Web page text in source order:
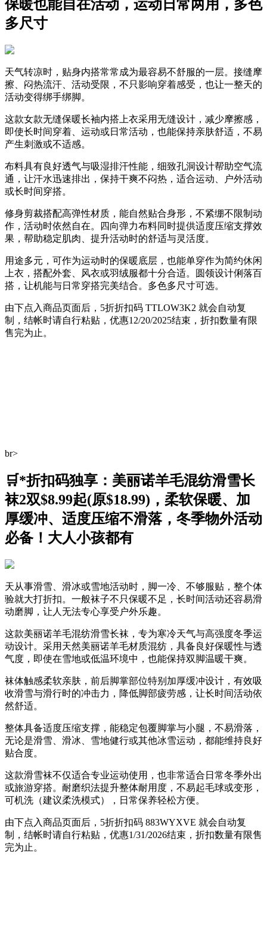
保暖也能自在活动，运动日常两用，多色
多尺寸
天气转凉时，贴身内搭常常成为最容易不舒服的一层。接缝摩
擦、闷热流汗、活动受限，不只影响穿着感受，也让一整天的
活动变得绑手绑脚。
这款女款无缝保暖长袖内搭上衣采用无缝设计，减少摩擦感，
即使长时间穿着、运动或日常活动，也能保持亲肤舒适，不易
产生刺激或不适感。
布料具有良好透气与吸湿排汗性能，细致孔洞设计帮助空气流
通，让汗水迅速排出，保持干爽不闷热，适合运动、户外活动
或长时间穿搭。
修身剪裁搭配高弹性材质，能自然贴合身形，不紧绷不限制动
作，活动时依然自在。四向弹力布料同时提供适度压缩支撑效
果，帮助稳定肌肉、提升活动时的舒适与灵活度。
用途多元，可作为运动时的保暖底层，也能单穿作为简约休闲
上衣，搭配外套、风衣或羽绒服都十分合适。圆领设计俐落百
搭，让机能与日常穿搭完美结合。多色多尺寸可选。
由下点入商品页面后，5折折扣码 TTLOW3K2 就会自动复
制，结帐时请自行粘贴，优惠12/20/2025结束，折扣数量有限
售完为止。
br>
🛒*折扣码独享：美丽诺羊毛混纺滑雪长
袜2双$8.99起(原$18.99)，柔软保暖、加
厚缓冲、适度压缩不滑落，冬季物外活动
必备！大人小孩都有
天从事滑雪、滑冰或雪地活动时，脚一冷、不够服贴，整个体
验就大打折扣。一般袜子不只保暖不足，长时间活动还容易滑
动磨脚，让人无法专心享受户外乐趣。
这款美丽诺羊毛混纺滑雪长袜，专为寒冷天气与高强度冬季运
动设计。采用天然美丽诺羊毛材质混纺，具备良好保暖性与透
气度，即使在雪地或低温环境中，也能保持双脚温暖干爽。
袜体触感柔软亲肤，前后脚掌部位特别加厚缓冲设计，有效吸
收滑雪与滑行时的冲击力，降低脚部疲劳感，让长时间活动依
然舒适。
整体具备适度压缩支撑，能稳定包覆脚掌与小腿，不易滑落，
无论是滑雪、滑冰、雪地健行或其他冰雪运动，都能维持良好
贴合度。
这款滑雪袜不仅适合专业运动使用，也非常适合日常冬季外出
或旅游穿搭。耐磨织法提升整体耐用度，不易起毛球或变形，
可机洗（建议柔洗模式），日常保养轻松方便。
由下点入商品页面后，5折折扣码 883WYXVE 就会自动复
制，结帐时请自行粘贴，优惠1/31/2026结束，折扣数量有限售
完为止。